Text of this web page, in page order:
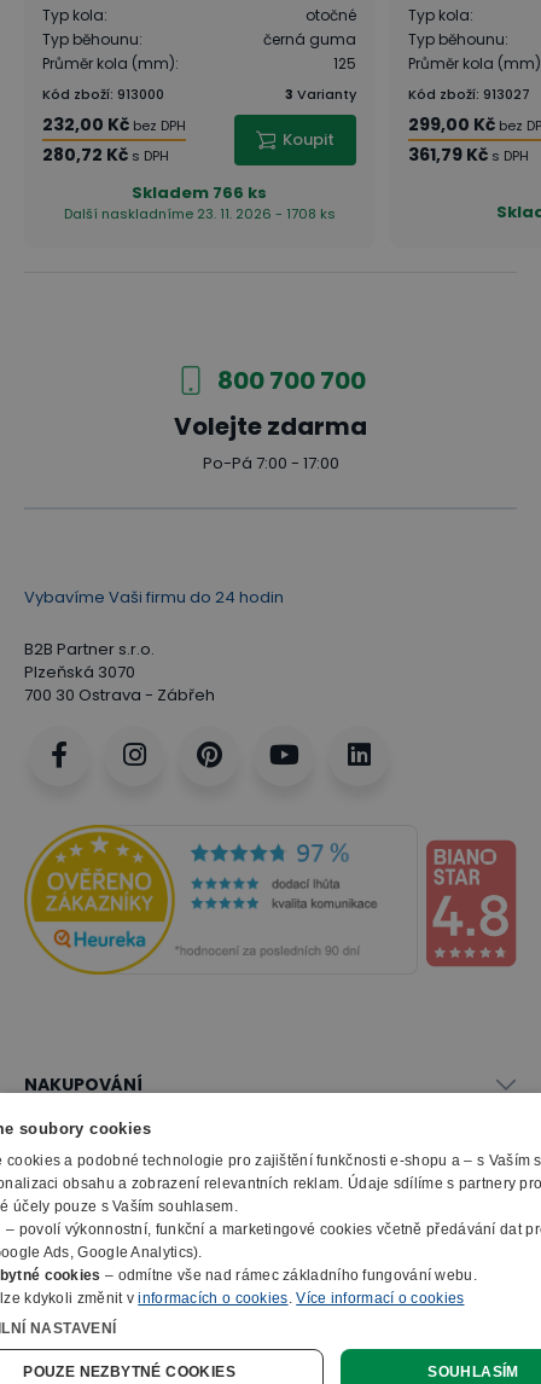
Typ kola:
otočné
Typ běhounu:
černá guma
Průměr kola (mm): 125
Kód zboží: 913000 3 Varianty
232,00 Kč bez DPH
280,72 Kč s DPH
Koupit
Skladem 766 ks
Další naskladníme 23. 11. 2026 - 1708 ks
Typ kola:
Typ běhounu:
Průměr kola (mm)
Kód zboží: 913027
299,00 Kč bez
361,79 Kč s DPH
800 700 700
Volejte zdarma
Po-Pá 7:00 - 17:00
Vybavíme Vaši firmu do 24 hodin
B2B Partner s.r.o.
Plzeňská 3070
700 30 Ostrava - Zábřeh
NAKUPOVÁNÍ
Vše o nákupu
Obchodní podmínky
Doprava a montáž
Možnosti platby
Záruka, servis, reklamace
Ochrana osobních údajů
Informace o cookies
Jak nakupovat
Online poptávka
SLUŽBY
Naše katalogy
Reklamační formulář
Výroba kancelářského nábytku
Zpracování elektroodpadu
E-Procurement
O FIRMĚ
O nás
Kontakty
Členství v organizacích
Ocenění a certifikáty
Naše eshopy
© 2010 - 2026 B2B Partner s.r.o. - Všechna práva vyhrazena.
soubory cookies
cookies a podobné technologie pro zajištění funkčnosti e-shopu a – s Vaším
obsahu a zobrazení relevantních reklam. Údaje sdílíme s partnery
účely pouze s Vaším souhlasem.
– povolí výkonnostní, funkční a marketingové cookies včetně předávání dat
Ads, Google Analytics).
cookies – odmítne vše nad rámec základního fungování webu.
kdykoli změnit vinformacích o cookies. Více informací o cookies
NASTAVENÍ
SOUHLASÍM
POUZE NEZBYTNÉ COOKIES